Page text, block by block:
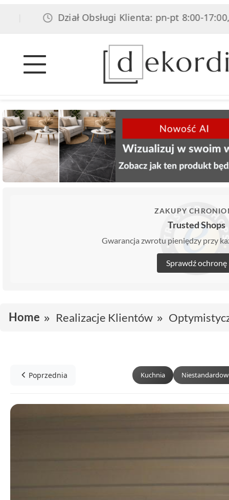
Dział Obsługi Klienta: pn-pt 8:00-17:00, sob
ZAKUPY
Trusted Shops
Gwarancja zwrotu pieniędzy przy
Sprawdź ochronę
Home Realizacje Klientów
Poprzednia Kuchnia